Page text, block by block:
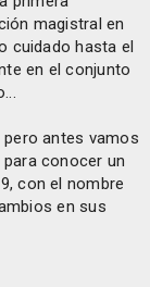
magistral en
cuidado hasta el
en el conjunto
antes vamos
conocer un
con el nombre
en sus